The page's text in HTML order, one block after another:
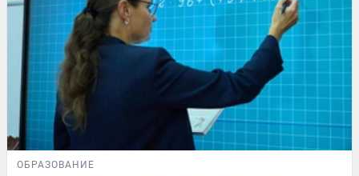
ОБРАЗОВАНИЕ